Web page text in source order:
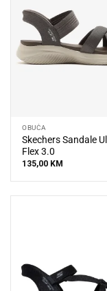
OBUĆA
Skechers Sandale
Flex 3.0
135,00 KM